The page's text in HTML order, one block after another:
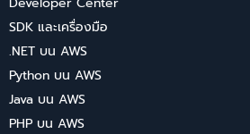
SDK และเครื่องมือ
.NET บน AWS
Python บน AWS
Java บน AWS
PHP บน AWS